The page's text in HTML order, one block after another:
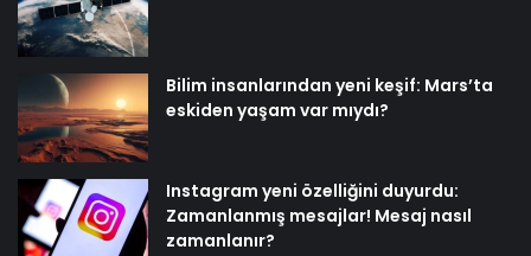
Bilim insanlarından yeni keşif: Mars’ta
eskiden yaşam var mıydı?
Instagram yeni özelliğini duyurdu:
Zamanlanmış mesajlar! Mesaj nasıl
zamanlanır?